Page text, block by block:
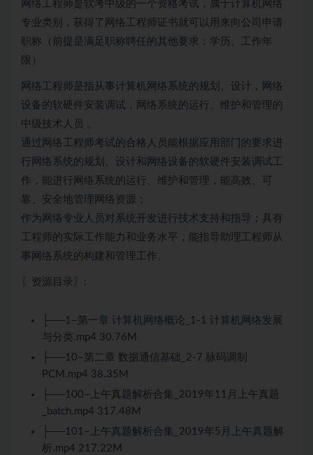
网络工程师是软考 中级的一个资格考试，属于计算机网络
专业类别，获得了网络工程师证书就可以用来向公司申请
职称（前提是满足职称聘任的其他要求：学历、工作年
限）
网络工程师是指从事计算机网络 系统的规划、设计，网络
设备的软硬件安装调试，网络系统的运行、维护和管理的
中级技术人员 。
通过网络工程师考试的合格人员能根据应用部门的要求进
行网络系统的规划、设计和网络设备的软硬件安装调试工
作，能进行网络系统的运行、维护和管理，能高效、可
靠、安全地管理网络资源；
作为网络专业人员对系统开发进行技术支持和指导；具有
工程师的实际工作能力和业务水平，能指导助理工程师从
事网络系统的构建和管理工作。
〖资源目录〗:
├──1–第一章 计算机网络概论_1-1 计算机网络发展
与分类.mp4 30.76M
├──10–第二章 数据通信基础_2-7 脉码调制
PCM.mp4 38.35M
├──100–上午真题解析合集_2019年11月上午真题
_batch.mp4 317.48M
├──101–上午真题解析合集_2019年5月上午真题解
析.mp4 217.22M